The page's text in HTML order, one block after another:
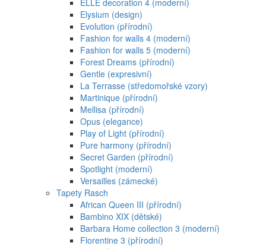
ELLE decoration 4 (moderní)
Elysium (design)
Evolution (přírodní)
Fashion for walls 4 (moderní)
Fashion for walls 5 (moderní)
Forest Dreams (přírodní)
Gentle (expresivní)
La Terrasse (středomořské vzory)
Martinique (přírodní)
Mellisa (přírodní)
Opus (elegance)
Play of Light (přírodní)
Pure harmony (přírodní)
Secret Garden (přírodní)
Spotlight (moderní)
Versailles (zámecké)
Tapety Rasch
African Queen III (přírodní)
Bambino XIX (dětské)
Barbara Home collection 3 (moderní)
Florentine 3 (přírodní)